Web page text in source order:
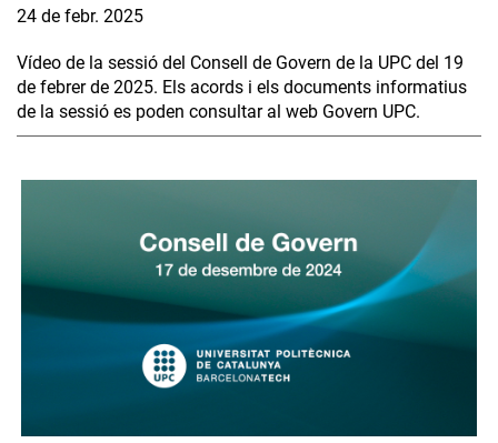
24 de febr. 2025
Vídeo de la sessió del Consell de Govern de la UPC del 19
de febrer de 2025. Els acords i els documents informatius
de la sessió es poden consultar al web Govern UPC.